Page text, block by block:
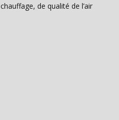
de qualité de l’air